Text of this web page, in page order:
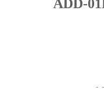
ADD-